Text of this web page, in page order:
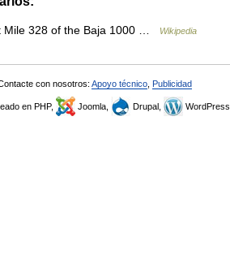
328 of the Baja 1000 … Wikipedia
con nosotros: Apoyo técnico Publicidad
en PHP, Joomla, Drupal,